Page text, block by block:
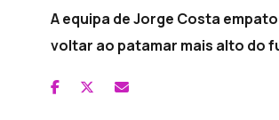
A equipa de Jorge Costa
voltar ao patamar mais alto do